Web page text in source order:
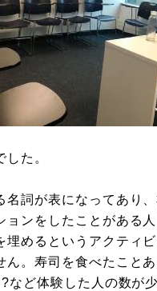
た。
詞が表になってあり
ンをしたことがある
めるというアクティ
。寿司を食べたこと
ど体験した人の数が